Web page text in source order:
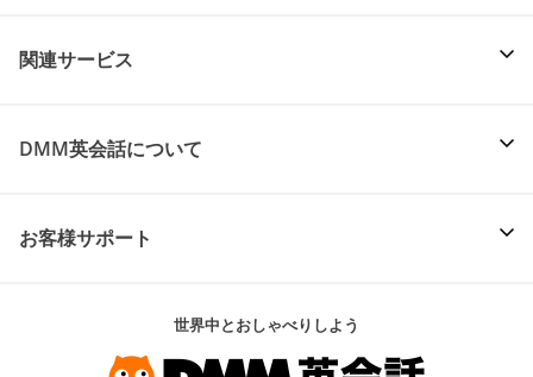
関連サービス
DMM英会話について
お客様サポート
世界中とおしゃべりしよう